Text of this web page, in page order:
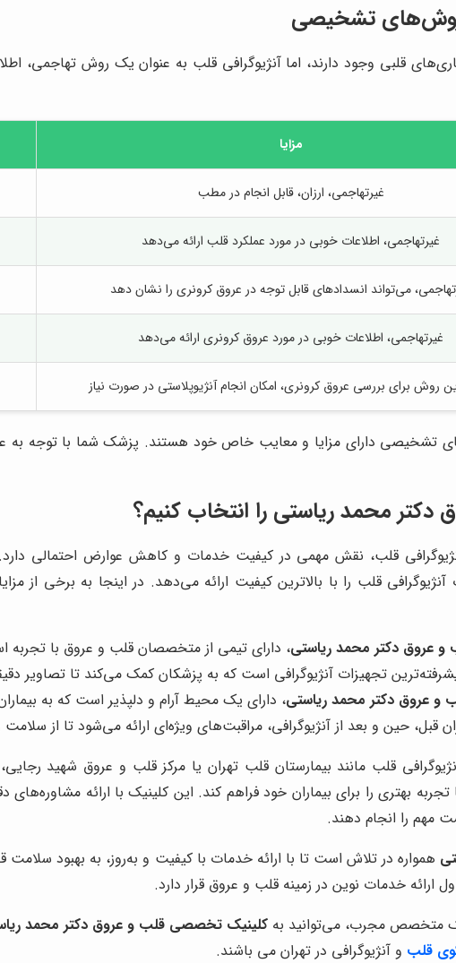
روش‌های تشخیصی
قلبی وجود دارند، اما آنژیوگرافی قلب به عنوان یک روش تهاجمی،
مزایا
غیرتهاجمی، ارزان، قابل انجام در مطب
غیرتهاجمی، اطلاعات خوبی در مورد عملکرد قلب ارائه می‌دهد
می‌تواند انسدادهای قابل توجه در عروق کرونری را نشان دهد
غیرتهاجمی، اطلاعات خوبی در مورد عروق کرونری ارائه می‌دهد
روش برای بررسی عروق کرونری، امکان انجام آنژیوپلاستی در صورت نیاز
تشخیصی دارای مزایا و معایب خاص خود هستند. پزشک شما با توجه به
محمد ریاستی را انتخاب کنیم؟
قلب، نقش مهمی در کیفیت خدمات و کاهش عوارض احتمالی
قلب را با بالاترین کیفیت ارائه می‌دهد. در اینجا به برخی از
عروق دکتر محمد ریاستی، دارای تیمی از متخصصان قلب و عروق با تجربه
تجهیزات آنژیوگرافی است که به پزشکان کمک می‌کند تا تصاویر
عروق دکتر محمد ریاستی، دارای یک محیط آرام و دلپذیر است که به
قبل، حین و بعد از آنژیوگرافی، مراقبت‌های ویژه‌ای ارائه می‌شود تا از
قلب مانند بیمارستان قلب تهران یا مرکز قلب و عروق شهید
را برای بیماران خود فراهم کند. این کلینیک با ارائه مشاوره‌های
مهم را انجام دهند.
همواره در تلاش است تا با ارائه خدمات با کیفیت و به‌روز، به بهبود
ارائه خدمات نوین در زمینه قلب و عروق قرار دارد.
متخصص مجرب، می‌توانید به کلینیک تخصصی قلب و عروق دکتر محمد
قلب و آنژیوگرافی در تهران می باشند.